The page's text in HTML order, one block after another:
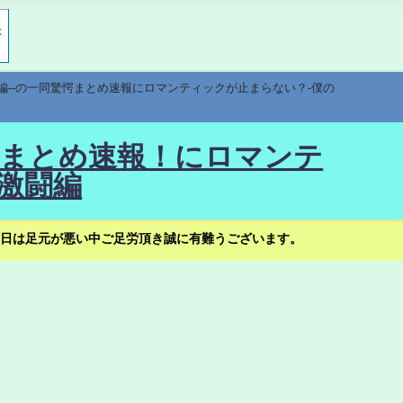
の一同驚愕まとめ速報にロマンティックが止まらない？-僕の
とめ速報！にロマンテ
闘編
足元が悪い中ご足労頂き誠に有難うございます。